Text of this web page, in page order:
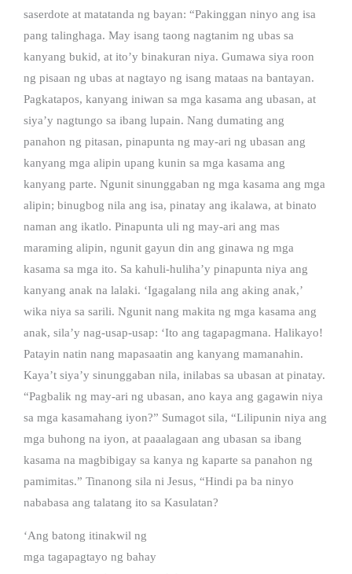
saserdote at matatanda ng bayan: “Pakinggan ninyo ang isa
pang talinghaga. May isang taong nagtanim ng ubas sa
kanyang bukid, at ito’y binakuran niya. Gumawa siya roon
ng pisaan ng ubas at nagtayo ng isang mataas na bantayan.
Pagkatapos, kanyang iniwan sa mga kasama ang ubasan, at
siya’y nagtungo sa ibang lupain. Nang dumating ang
panahon ng pitasan, pinapunta ng may-ari ng ubasan ang
kanyang mga alipin upang kunin sa mga kasama ang
kanyang parte. Ngunit sinunggaban ng mga kasama ang mga
alipin; binugbog nila ang isa, pinatay ang ikalawa, at binato
naman ang ikatlo. Pinapunta uli ng may-ari ang mas
maraming alipin, ngunit gayun din ang ginawa ng mga
kasama sa mga ito. Sa kahuli-huliha’y pinapunta niya ang
kanyang anak na lalaki. ‘Igagalang nila ang aking anak,’
wika niya sa sarili. Ngunit nang makita ng mga kasama ang
anak, sila’y nag-usap-usap: ‘Ito ang tagapagmana. Halikayo!
Patayin natin nang mapasaatin ang kanyang mamanahin.
Kaya’t siya’y sinunggaban nila, inilabas sa ubasan at pinatay.
“Pagbalik ng may-ari ng ubasan, ano kaya ang gagawin niya
sa mga kasamahang iyon?” Sumagot sila, “Lilipunin niya ang
mga buhong na iyon, at paaalagaan ang ubasan sa ibang
kasama na magbibigay sa kanya ng kaparte sa panahon ng
pamimitas.” Tinanong sila ni Jesus, “Hindi pa ba ninyo
nababasa ang talatang ito sa Kasulatan?
‘Ang batong itinakwil ng
mga tagapagtayo ng bahay